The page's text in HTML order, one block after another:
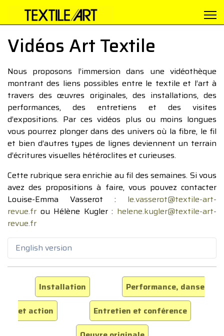
Vidéos Art Textile
Nous proposons l’immersion dans une vidéothèque
montrant des liens possibles entre le textile et l’art à
travers des œuvres originales, des installations, des
performances, des entretiens et des visites
d’expositions. Par ces vidéos plus ou moins longues
vous pourrez plonger dans des univers où la fibre, le fil
et bien d’autres types de lignes deviennent un terrain
d’écritures visuelles hétéroclites et curieuses.
Cette rubrique sera enrichie au fil des semaines. Si vous
avez des propositions à faire, vous pouvez contacter
Louise-Emma Vasserot : le.vasserot@textile-art-
revue.fr ou Hélène Kugler : helene.kugler@textile-art-
revue.fr
English version
Installation
Performance, danse
et action
Entretien et conférence